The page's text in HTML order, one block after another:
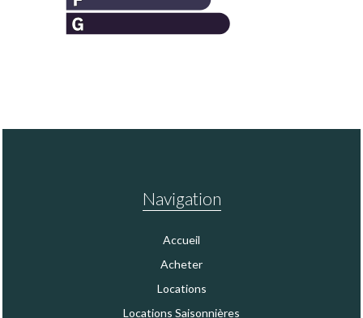
Navigation
Accueil
Acheter
Locations
Locations Saisonnières